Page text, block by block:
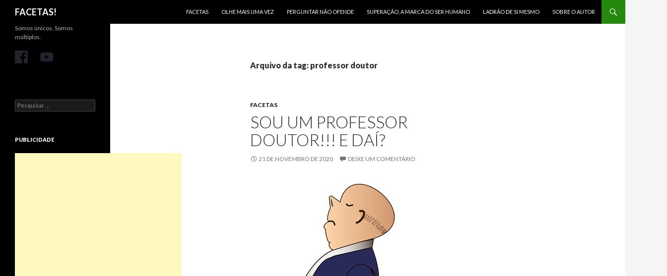
FACETAS!
FACETAS
OLHE MAIS UMA VEZ PERGUNTAR NÃO OFENDE SUPERAÇÃO, A MARCA DO SER HUMANO LADRÃO DE SI MESMO SOBRE O AUTOR
Arquivo da tag: professor doutor
FACETAS
SOU UM PROFESSOR
DOUTOR!!! E DAÍ?
21 DE NOVEMBRO DE 2020 DEIXE UM COMENTÁRIO
Somos únicos. Somos
múltiplos.
Pesquisar
por:
PUBLICIDADE